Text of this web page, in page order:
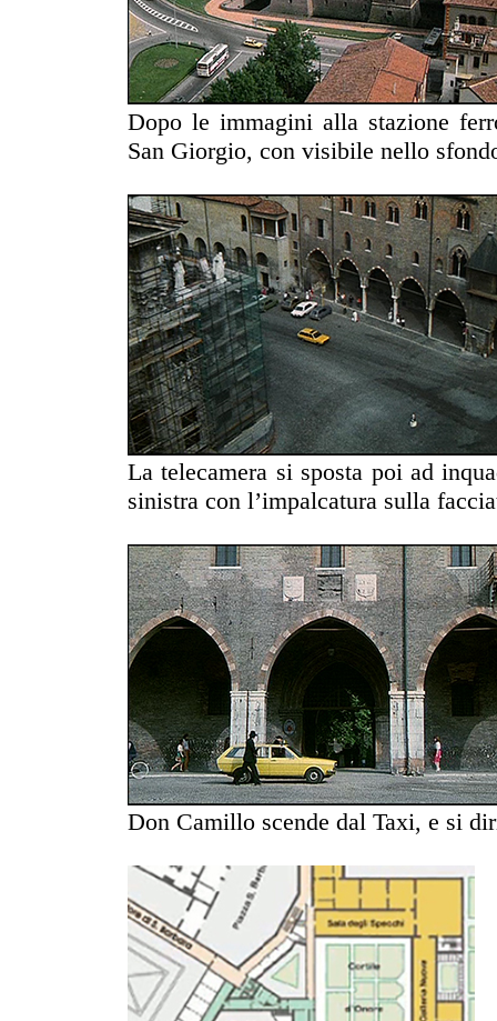
Dopo le immagini alla stazione
San Giorgio, con visibile nello
La telecamera si sposta poi ad
sinistra con l’impalcatura sulla
Don Camillo scende dal Taxi, e si